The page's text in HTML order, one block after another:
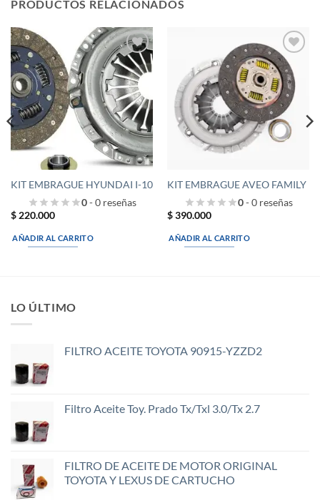
PRODUCTOS RELACIONADOS
Añadir
a la
lista de
deseos
KIT EMBRAGUE HYUNDAI I-10
0- 0 reseñas
$220.000
AÑADIR AL CARRITO
Añadir
a la
lista de
deseos
KIT EMBRAGUE AVEO FAMILY
0- 0 reseñas
$390.000
AÑADIR AL CARRITO
LO ÚLTIMO
FILTRO ACEITE TOYOTA 90915-YZZD2
Filtro Aceite Toy. Prado Tx/Txl 3.0/Tx 2.7
FILTRO DE ACEITE DE MOTOR ORIGINAL
TOYOTA Y LEXUS DE CARTUCHO